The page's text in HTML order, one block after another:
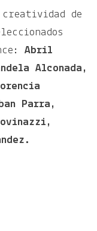
de
Abril
Alconada,
Parra,